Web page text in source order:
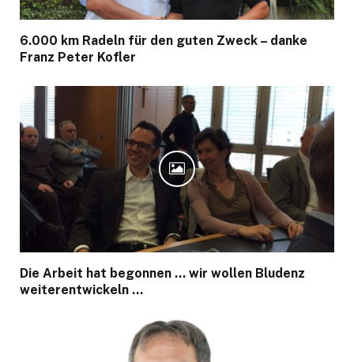
6.000 km Radeln für den guten Zweck – danke
Franz Peter Kofler
Die Arbeit hat begonnen … wir wollen Bludenz
weiterentwickeln …